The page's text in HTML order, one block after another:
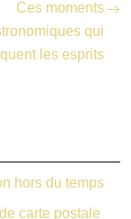
Ces moments
qui
les esprits
hors du temps
carte postale